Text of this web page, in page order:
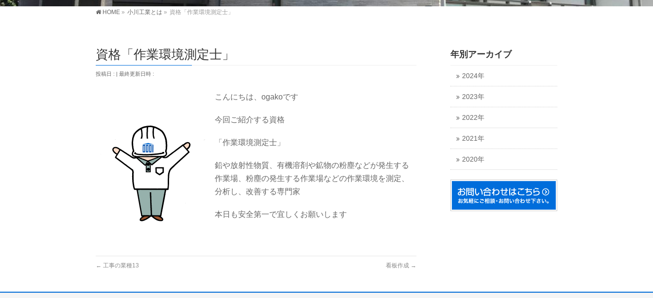
HOME » 小川工業とは » 資格「作業環境測定士」
資格「作業環境測定士」
投稿日 : 最終更新日時 :
こんにちは、ogakoです
今回ご紹介する資格
「作業環境測定士」
鉛や放射性物質、有機溶剤や鉱物の粉塵などが発生する
作業場、粉塵の発生する作業場などの作業環境を測定、
分析し、改善する専門家
本日も安全第一で宜しくお願いします
← 工事の業種13 看板作成 →
年別アーカイブ
2024年
2023年
2022年
2021年
2020年